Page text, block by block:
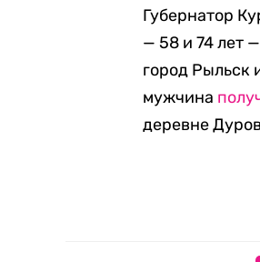
Губернатор
— 58 и 74 лет
город Рыльск
мужчина
деревне